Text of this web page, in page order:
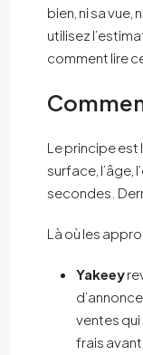
bien, ni sa vue,
utilisez
comment lire
Le principe est
surface, l’âge,
secondes.
Là où les
Yakeey
ventes qui
frais avant